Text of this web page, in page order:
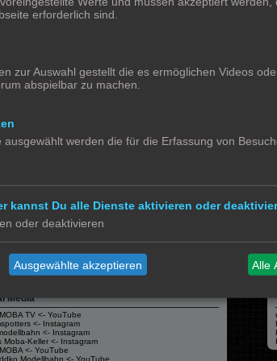
Alle
by phpBB® Forum Software © phpBB Limited
Datenschutz|Nutzungsbedingungen
Media
TV <- YouTube
<- Instagram
<- Instagram
Moba-Keller <- Instagram
<- YouTube
erforderlich sind.
zur Auswahl gestellt die es ermöglichen Videos
abspielbar zu machen.
ausgewählt werden die für die Erfassung von
kannst Du alle Dienste aktivieren oder
oder deaktivieren
Ausgewählte akzeptieren Alle